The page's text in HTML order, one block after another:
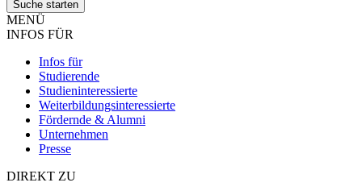
MENÜ
INFOS FÜR
Infos für
Studierende
Studieninteressierte
Weiterbildungsinteressierte
Fördernde & Alumni
Unternehmen
Presse
DIREKT ZU